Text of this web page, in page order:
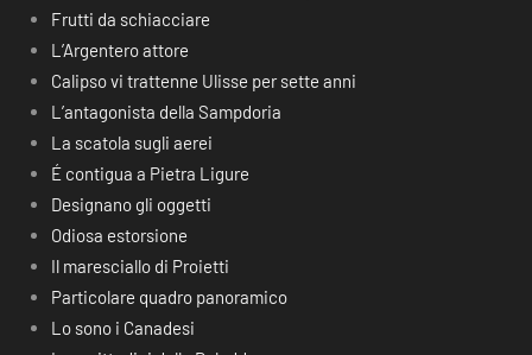
Frutti da schiacciare
L’Argentero attore
Calipso vi trattenne Ulisse per sette anni
L’antagonista della Sampdoria
La scatola sugli aerei
É contigua a Pietra Ligure
Designano gli oggetti
Odiosa estorsione
Il maresciallo di Proietti
Particolare quadro panoramico
Lo sono i Canadesi